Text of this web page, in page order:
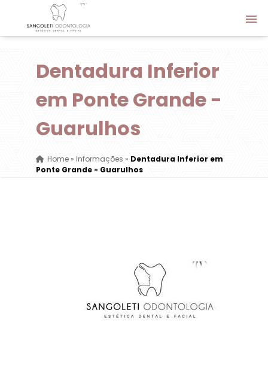
Dentadura Inferior
em Ponte Grande -
Guarulhos
Home» Informações » Dentadura Inferior em
Ponte Grande - Guarulhos